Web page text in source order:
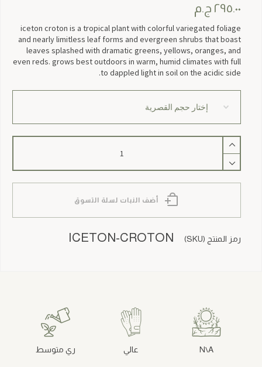
٢٩٥.٠٠ ج.م
iceton croton is a tropical plant with colorful variegated foliage
and nearly limitless leaf forms and evergreen shrubs that boast
leaves splashed with dramatic greens, yellows, oranges, and
even reds. grows best outdoors in warm, humid climates with full
to dappled light in soil on the acidic side.
كمية
Iceton
Croton
أضف النبات لسلة التسوق
رمز المنتج (SKU) ICETON-CROTON
N\A عالي ري متوسط